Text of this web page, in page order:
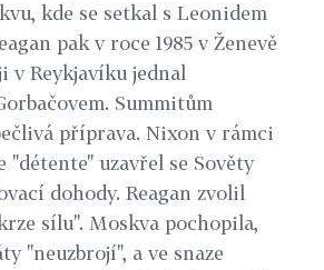
kde se setkal s Leonidem
pak v roce 1985 v Ženevě
v Reykjavíku jednal
Summitům
příprava. Nixon v rámci
"détente" uzavřel se Sověty
dohody. Reagan zvolil
sílu". Moskva pochopila,
"neuzbrojí", a ve snaze